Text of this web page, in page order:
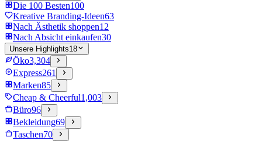
Die 100 Besten100
Kreative Branding-Ideen63
Nach Ästhetik shoppen12
Nach Absicht einkaufen30
Unsere Highlights18
Öko3,304
Express261
Marken85
Cheap & Cheerful1,003
Büro96
Bekleidung69
Taschen70